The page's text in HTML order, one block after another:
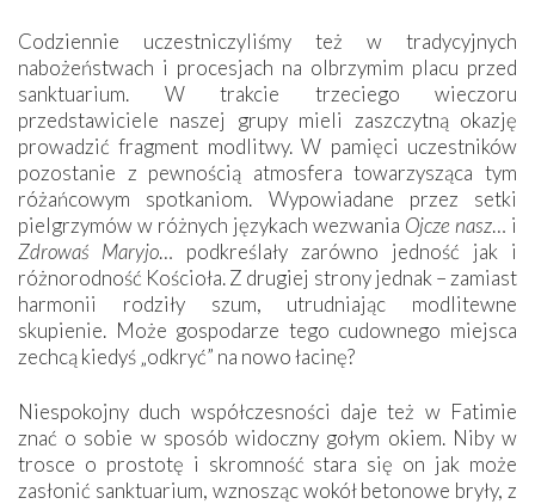
Codziennie uczestniczyliśmy też w tradycyjnych
nabożeństwach i procesjach na olbrzymim placu przed
sanktuarium. W trakcie trzeciego wieczoru
przedstawiciele naszej grupy mieli zaszczytną okazję
prowadzić fragment modlitwy. W pamięci uczestników
pozostanie z pewnością atmosfera towarzysząca tym
różańcowym spotkaniom. Wypowiadane przez setki
pielgrzymów w różnych językach wezwania Ojcze nasz… i
Zdrowaś Maryjo… podkreślały zarówno jedność jak i
różnorodność Kościoła. Z drugiej strony jednak – zamiast
harmonii rodziły szum, utrudniając modlitewne
skupienie. Może gospodarze tego cudownego miejsca
zechcą kiedyś „odkryć” na nowo łacinę?
Niespokojny duch współczesności daje też w Fatimie
znać o sobie w sposób widoczny gołym okiem. Niby w
trosce o prostotę i skromność stara się on jak może
zasłonić sanktuarium, wznosząc wokół betonowe bryły, z